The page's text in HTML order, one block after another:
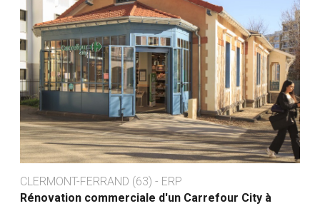
CLERMONT-FERRAND (63) - ERP
Rénovation commerciale d'un Carrefour City à